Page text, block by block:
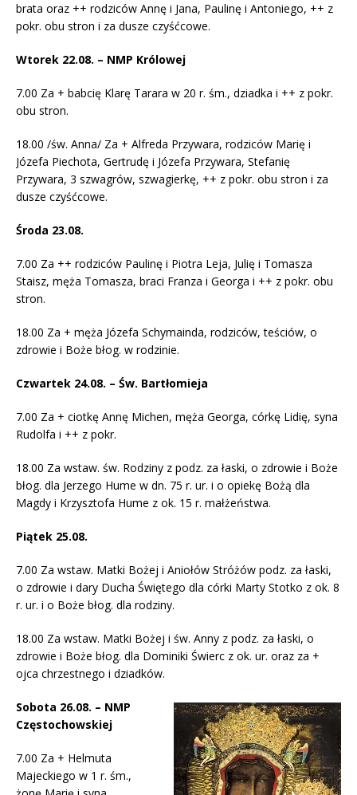
brata oraz ++ rodziców Annę i Jana, Paulinę i Antoniego, ++ z
pokr. obu stron i za dusze czyśćcowe.
Wtorek 22.08. – NMP Królowej
7.00 Za + babcię Klarę Tarara w 20 r. śm., dziadka i ++ z pokr.
obu stron.
18.00 /św. Anna/ Za + Alfreda Przywara, rodziców Marię i
Józefa Piechota, Gertrudę i Józefa Przywara, Stefanię
Przywara, 3 szwagrów, szwagierkę, ++ z pokr. obu stron i za
dusze czyśćcowe.
Środa 23.08.
7.00 Za ++ rodziców Paulinę i Piotra Leja, Julię i Tomasza
Staisz, męża Tomasza, braci Franza i Georga i ++ z pokr. obu
stron.
18.00 Za + męża Józefa Schymainda, rodziców, teściów, o
zdrowie i Boże błog. w rodzinie.
Czwartek 24.08. – Św. Bartłomieja
7.00 Za + ciotkę Annę Michen, męża Georga, córkę Lidię, syna
Rudolfa i ++ z pokr.
18.00 Za wstaw. św. Rodziny z podz. za łaski, o zdrowie i Boże
błog. dla Jerzego Hume w dn. 75 r. ur. i o opiekę Bożą dla
Magdy i Krzysztofa Hume z ok. 15 r. małżeństwa.
Piątek 25.08.
7.00 Za wstaw. Matki Bożej i Aniołów Stróżów podz. za łaski,
o zdrowie i dary Ducha Świętego dla córki Marty Stotko z ok. 8
r. ur. i o Boże błog. dla rodziny.
18.00 Za wstaw. Matki Bożej i św. Anny z podz. za łaski, o
zdrowie i Boże błog. dla Dominiki Świerc z ok. ur. oraz za +
ojca chrzestnego i dziadków.
Sobota 26.08. – NMP
Częstochowskiej
7.00 Za + Helmuta
Majeckiego w 1 r. śm.,